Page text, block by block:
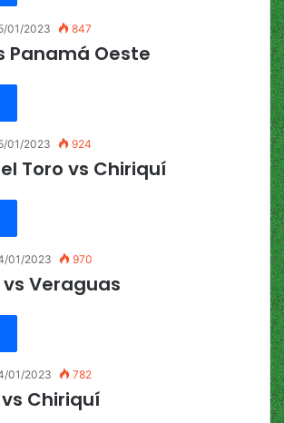
01/2023 847
Panamá Oeste
01/2023 924
Toro vs Chiriquí
01/2023 970
Veraguas
01/2023 782
Chiriquí